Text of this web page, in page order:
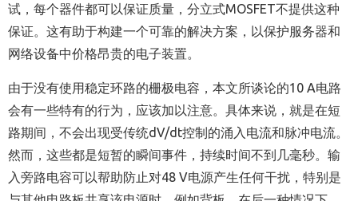
试，每个器件都可以保证质量，分立式MOSFET不提供这种
保证。这有助于构建一个可靠的解决方案，以保护服务器和
网络设备中价格昂贵的电子装置。
由于没有使用稳定环路的栅极电容，本文所谈论的10 A电路
会有一些特有的行为，应该加以注意。具体来说，就是在短
路期间，不会出现受传统dV/dt控制的涌入电流和脉冲电流。
然而，这些都是短暂的瞬间事件，持续时间不到几毫秒。输
入旁路电容可以帮助防止对48 V电源产生任何干扰，特别是